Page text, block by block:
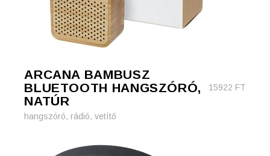
ARCANA BAMBUSZ
BLUETOOTH HANGSZÓRÓ,
NATÚR
15922 FT
hangszóró, rádió, vetítő